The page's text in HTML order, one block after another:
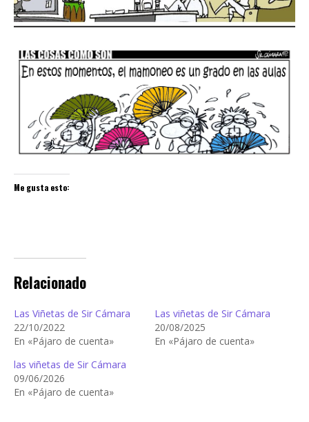
Me gusta esto:
Relacionado
Las Viñetas de Sir Cámara
22/10/2022
En «Pájaro de cuenta»
Las viñetas de Sir Cámara
20/08/2025
En «Pájaro de cuenta»
las viñetas de Sir Cámara
09/06/2026
En «Pájaro de cuenta»